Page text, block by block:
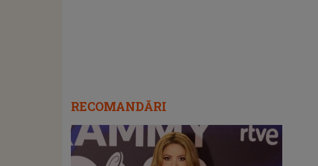
RECOMANDĂRI